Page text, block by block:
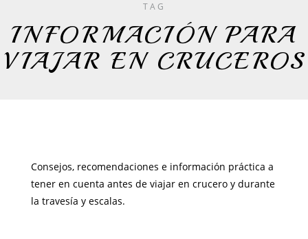
TAG
INFORMACIÓN PARA
VIAJAR EN CRUCEROS
Consejos, recomendaciones e información práctica a
tener en cuenta antes de viajar en crucero y durante
la travesía y escalas.